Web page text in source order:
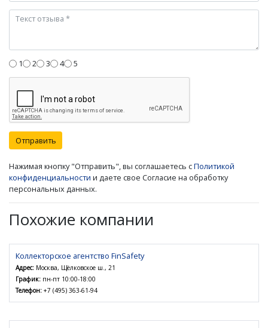
1 2 3 4 5
Отправить
Нажимая кнопку "Отправить", вы соглашаетесь сПолитикой
конфиденциальности и даете свое Согласие на обработку
персональных данных.
Похожие компании
Коллекторское агентство FinSafety
Адрес: Москва, Щёлковское ш., 21
График: пн-пт 10:00-18:00
Телефон: +7 (495) 363-61-94